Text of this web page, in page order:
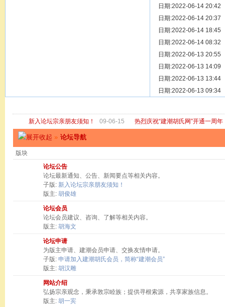
[ 族谱知识 ] 漫话辈份
日期:2022-06-14 20:42
[ 族谱知识 ] 修族谱的用
日期:2022-06-14 20:37
[ 族谱知识 ] 一元等于多
日期:2022-06-14 18:45
[ 散文随笔 ] 写给远在天
日期:2022-06-14 08:32
[ 宗亲新闻 ] 关于“金鸡落
日期:2022-06-13 20:55
[ 庙堂宗祠 ] 洽礼祖祠
日期:2022-06-13 14:09
[ 庙堂宗祠 ] 京华胡氏二
日期:2022-06-13 13:44
[ 庙堂宗祠 ] 祖祠、家庙
日期:2022-06-13 09:34
新入论坛宗亲朋友须知！ 09-06-15 热烈庆祝“建潮胡氏网”开通一周年
» 论坛导航
版块
论坛公告
论坛最新通知、公告、新闻要点等相关内容。
子版: 新入论坛宗亲朋友须知！
版主: 胡俊雄
论坛会员
论坛会员建议、咨询、了解等相关内容。
版主: 胡海文
论坛申请
为版主申请、建潮会员申请、交换友情申请。
子版: 申请加入建潮胡氏会员，简称“建潮会员”
版主: 胡汉雕
网站介绍
弘扬宗亲观念，秉承敦宗睦族；提供寻根索源，共享家族信息。
版主: 胡一宾